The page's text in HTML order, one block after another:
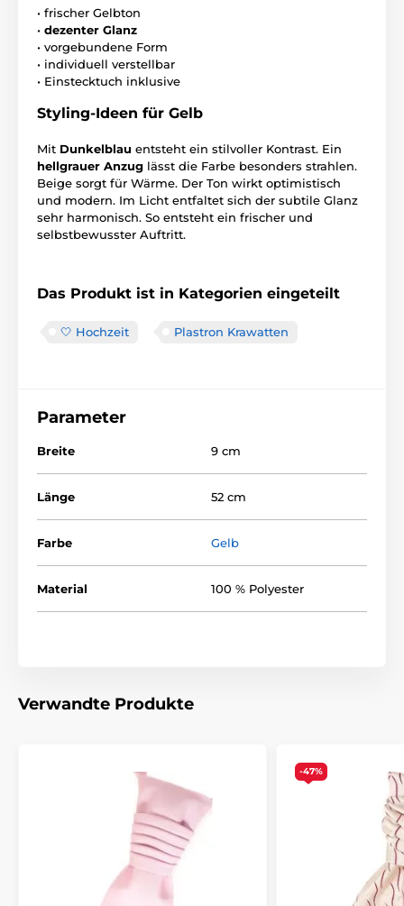
• frischer Gelbton
• dezenter Glanz
• vorgebundene Form
• individuell verstellbar
• Einstecktuch inklusive
Styling-Ideen für Gelb
Mit Dunkelblau entsteht ein stilvoller Kontrast. Ein
hellgrauer Anzug lässt die Farbe besonders strahlen.
Beige sorgt für Wärme. Der Ton wirkt optimistisch
und modern. Im Licht entfaltet sich der subtile Glanz
sehr harmonisch. So entsteht ein frischer und
selbstbewusster Auftritt.
Das Produkt ist in Kategorien eingeteilt
🤍 Hochzeit Plastron Krawatten
Parameter
Breite 9 cm
Länge 52 cm
Farbe Gelb
Material 100 % Polyester
Verwandte Produkte
-47%